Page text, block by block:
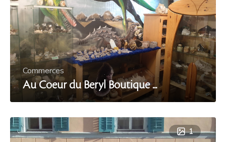
Commerces
Au Coeur du Beryl Boutique ...
1